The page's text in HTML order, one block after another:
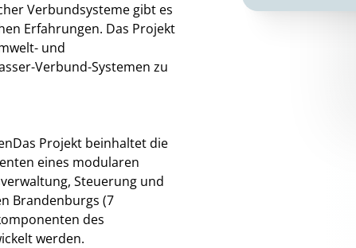
Verbundsysteme gibt es
Erfahrungen. Das Projekt
und
Verbund-Systemen zu
Projekt beinhaltet die
eines modularen
Steuerung und
Brandenburgs (7
des
werden.